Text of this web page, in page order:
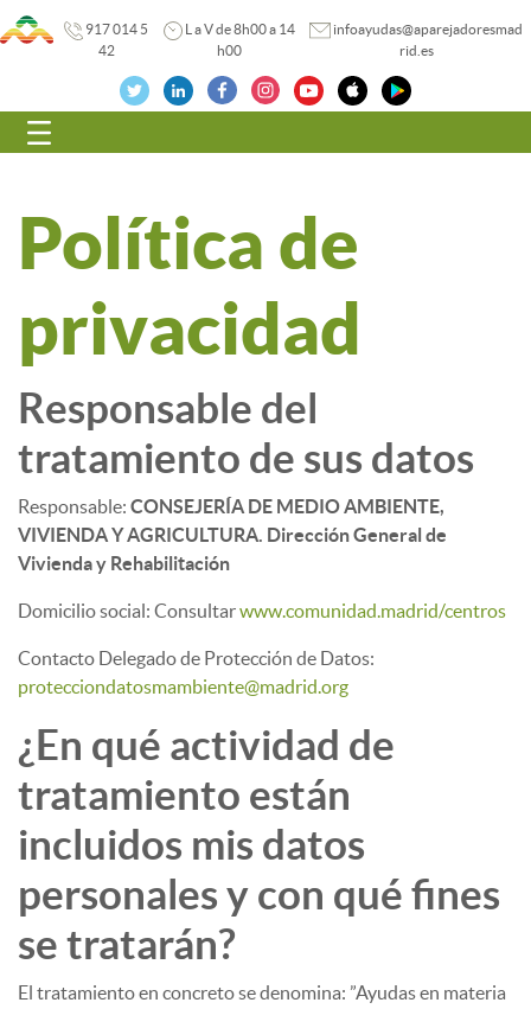
917 014 5
42
L a V de 8h00 a 14
h00
infoayudas@aparejadoresmad
rid.es
Navegación
Política de
privacidad
Responsable del
tratamiento de sus datos
Responsable: CONSEJERÍA DE MEDIO AMBIENTE,
VIVIENDA Y AGRICULTURA. Dirección General de
Vivienda y Rehabilitación
Domicilio social: Consultarwww.comunidad.madrid/centros
Contacto Delegado de Protección de Datos:
protecciondatosmambiente@madrid.org
¿En qué actividad de
tratamiento están
incluidos mis datos
personales y con qué fines
se tratarán?
El tratamiento en concreto se denomina: ”Ayudas en materia